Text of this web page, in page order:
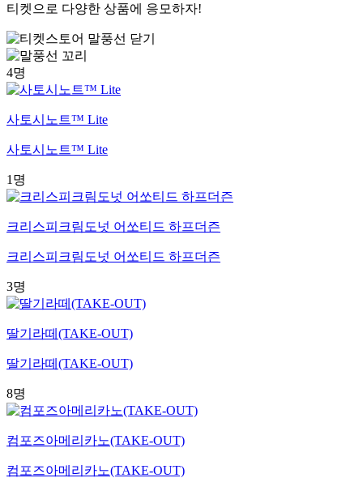
티켓으로 다양한 상품에 응모하자!
4명
사토시노트™ Lite
사토시노트™ Lite
1명
크리스피크림도넛 어쏘티드 하프더즌
크리스피크림도넛 어쏘티드 하프더즌
3명
딸기라떼(TAKE-OUT)
딸기라떼(TAKE-OUT)
8명
컴포즈아메리카노(TAKE-OUT)
컴포즈아메리카노(TAKE-OUT)